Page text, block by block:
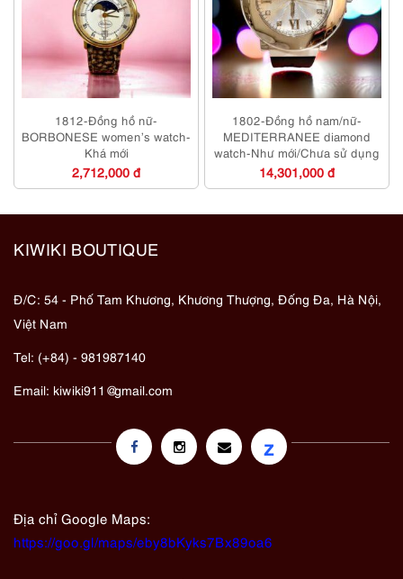
1812-Đồng hồ nữ-
BORBONESE women’s watch-
Khá mới
2,712,000 đ
1802-Đồng hồ nam/nữ-
MEDITERRANEE diamond
watch-Như mới/Chưa sử dụng
14,301,000 đ
KIWIKI BOUTIQUE
Đ/C: 54 - Phố Tam Khương, Khương Thượng, Đống Đa, Hà Nội,
Việt Nam
Tel: (+84) - 981987140
Email: kiwiki911@gmail.com
z
Địa chỉ Google Maps:
https://goo.gl/maps/eby8bKyks7Bx89oa6